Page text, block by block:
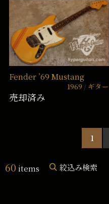
Fender ’69 Mustang
1969 ギター
売却済み
1
60 items 絞込み検索